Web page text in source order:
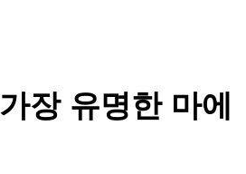
장 유명한 마에